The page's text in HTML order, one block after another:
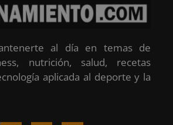
al día en temas de
nutrición, salud, recetas
aplicada al deporte y la